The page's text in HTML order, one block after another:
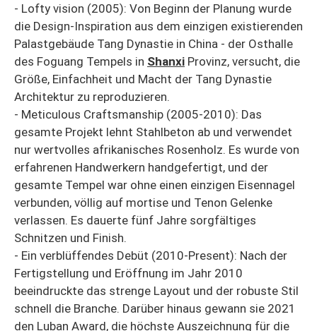
- Lofty vision (2005): Von Beginn der Planung wurde
die Design-Inspiration aus dem einzigen existierenden
Palastgebäude Tang Dynastie in China - der Osthalle
des Foguang Tempels in Shanxi Provinz, versucht, die
Größe, Einfachheit und Macht der Tang Dynastie
Architektur zu reproduzieren.
- Meticulous Craftsmanship (2005-2010): Das
gesamte Projekt lehnt Stahlbeton ab und verwendet
nur wertvolles afrikanisches Rosenholz. Es wurde von
erfahrenen Handwerkern handgefertigt, und der
gesamte Tempel war ohne einen einzigen Eisennagel
verbunden, völlig auf mortise und Tenon Gelenke
verlassen. Es dauerte fünf Jahre sorgfältiges
Schnitzen und Finish.
- Ein verblüffendes Debüt (2010-Present): Nach der
Fertigstellung und Eröffnung im Jahr 2010
beeindruckte das strenge Layout und der robuste Stil
schnell die Branche. Darüber hinaus gewann sie 2021
den Luban Award, die höchste Auszeichnung für die